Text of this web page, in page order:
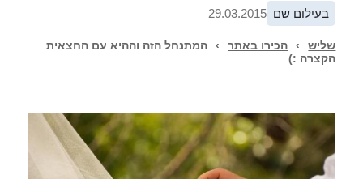
בעילום שם 29.03.2015
שליש › הכירו באתר ›
המתנחל הזה וההיא עם החצאית
הקצרה :)